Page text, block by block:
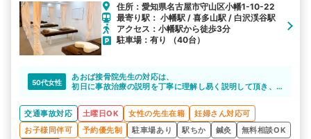
住所：愛知県名古屋市守山区小幡1-10-22
最寄り駅： 小幡駅 / 喜多山駅 / 白沢渓谷駅
アクセス：小幡駅から徒歩3分
駐車場：有り （40台）
50代女性
あおば接骨院先生の対応は、
初日に事故治療の説明を丁寧に理解し易く説明して頂き、
整形外科も紹介して下さり、とても良い病院です。
とても心強く助かりました。
ありがとうございました。
交通事故対応 土曜日OK 女性の先生在籍
妊婦さん対応可
お子様同伴可
予約優先制 駐車場あり 駅ちか 鍼灸
無料相談OK